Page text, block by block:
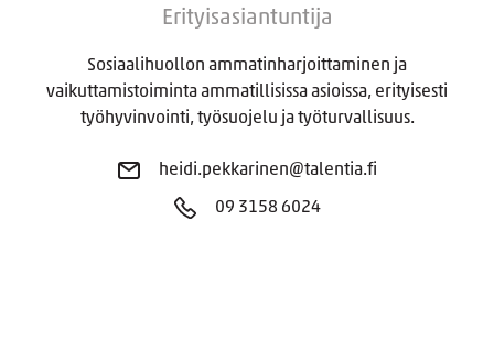
Erityisasiantuntija
Sosiaalihuollon ammatinharjoittaminen ja
vaikuttamistoiminta ammatillisissa asioissa, erityisesti
työhyvinvointi, työsuojelu ja työturvallisuus.
heidi.pekkarinen@talentia.fi
09 3158 6024